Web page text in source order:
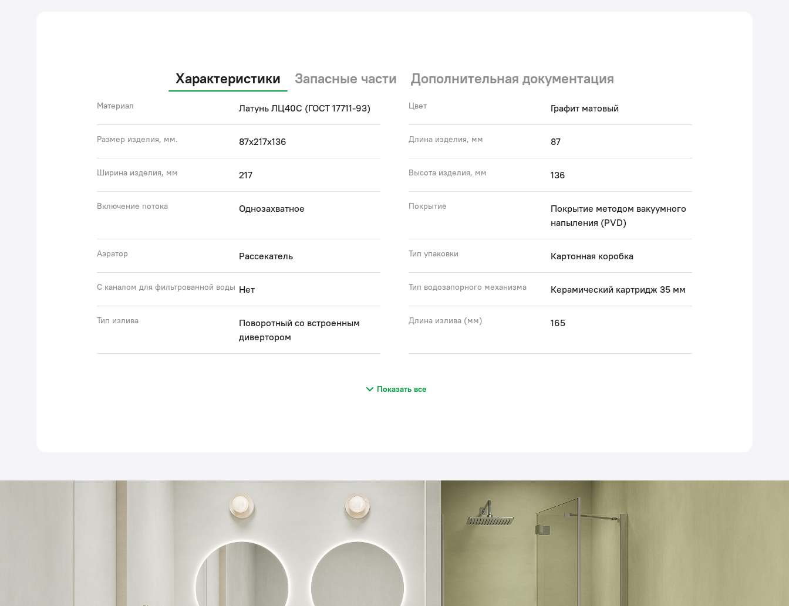
Характеристики Запасные части Дополнительная документация
Материал Латунь ЛЦ40C (ГОСТ 17711-93) Цвет Графит матовый
Размер изделия, мм. 87x217x136 Длина изделия, мм 87
Ширина изделия, мм 217 Высота изделия, мм 136
Включение потока Однозахватное Покрытие
Покрытие методом вакуумного
напыления (PVD)
Аэратор Рассекатель Тип упаковки Картонная коробка
С каналом для фильтрованной воды Нет Тип водозапорного механизма Керамический картридж 35 мм
Тип излива
Поворотный со встроенным
дивертором
Длина излива (мм) 165
Показать все